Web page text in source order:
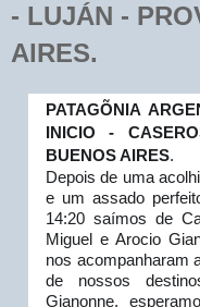
- LUJÁN -
AIRES.
PATAGÕNIA
INICIO -
BUENOS AIRES.
Depois de uma
e um assado
14:20 saímos de
Miguel e Arocio
nos acompanharam
de nossos
Gianonne,